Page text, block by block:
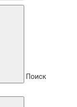
Поиск